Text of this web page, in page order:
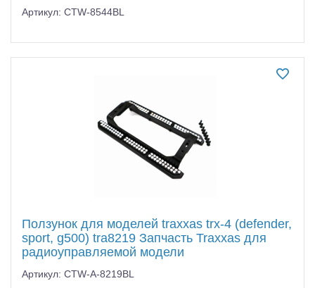
Артикул: CTW-8544BL
Ползунок для моделей traxxas trx-4 (defender,
sport, g500) tra8219 Запчасть Traxxas для
радиоуправляемой модели
Артикул: CTW-A-8219BL